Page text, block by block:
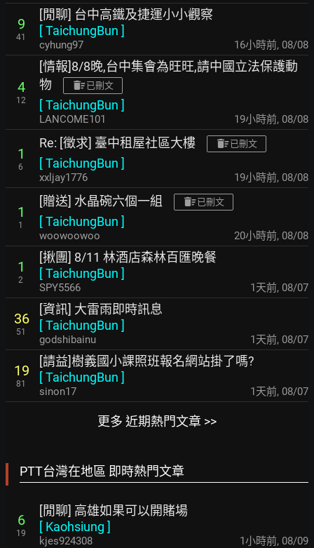
9
41
[閒聊] 台中高鐵及捷運小小觀察
[TaichungBun ]
cyhung97 16小時前, 08/08
4
12
[情報]8/8晚,台中集會為旺旺,請中國立法保護動
物
已刪文
[TaichungBun ]
LANCOME101 19小時前, 08/08
1
6
Re: [徵求] 臺中租屋社區大樓 已刪文
[TaichungBun ]
xxljay1776 19小時前, 08/08
1
1
[贈送] 水晶碗六個一組 已刪文
[TaichungBun ]
woowoowoo 20小時前, 08/08
1
2
[揪團] 8/11 林酒店森林百匯晚餐
[TaichungBun ]
SPY5566 1天前, 08/07
36
51
[資訊] 大雷雨即時訊息
[TaichungBun ]
godshibainu 1天前, 08/07
19
81
[請益]樹義國小課照班報名網站掛了嗎?
[TaichungBun ]
sinon17 1天前, 08/07
更多 近期熱門文章 >>
PTT台灣在地區 即時熱門文章
6
19
[閒聊] 高雄如果可以開賭場
[ Kaohsiung ]
kjes924308 1小時前, 08/09